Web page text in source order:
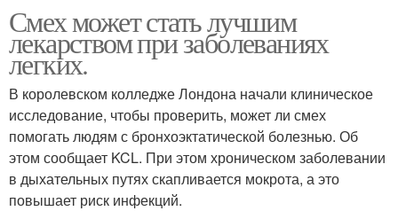
Смех может стать лучшим
лекарством при заболеваниях
легких.
В королевском колледже Лондона начали клиническое
исследование, чтобы проверить, может ли смех
помогать людям с бронхоэктатической болезнью. Об
этом сообщает KCL. При этом хроническом заболевании
в дыхательных путях скапливается мокрота, а это
повышает риск инфекций.